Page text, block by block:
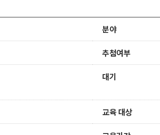
분야
추첨여부
대기
교육 대상